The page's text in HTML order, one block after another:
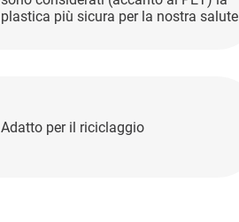
plastica più sicura per la nostra salute
Adatto per il riciclaggio